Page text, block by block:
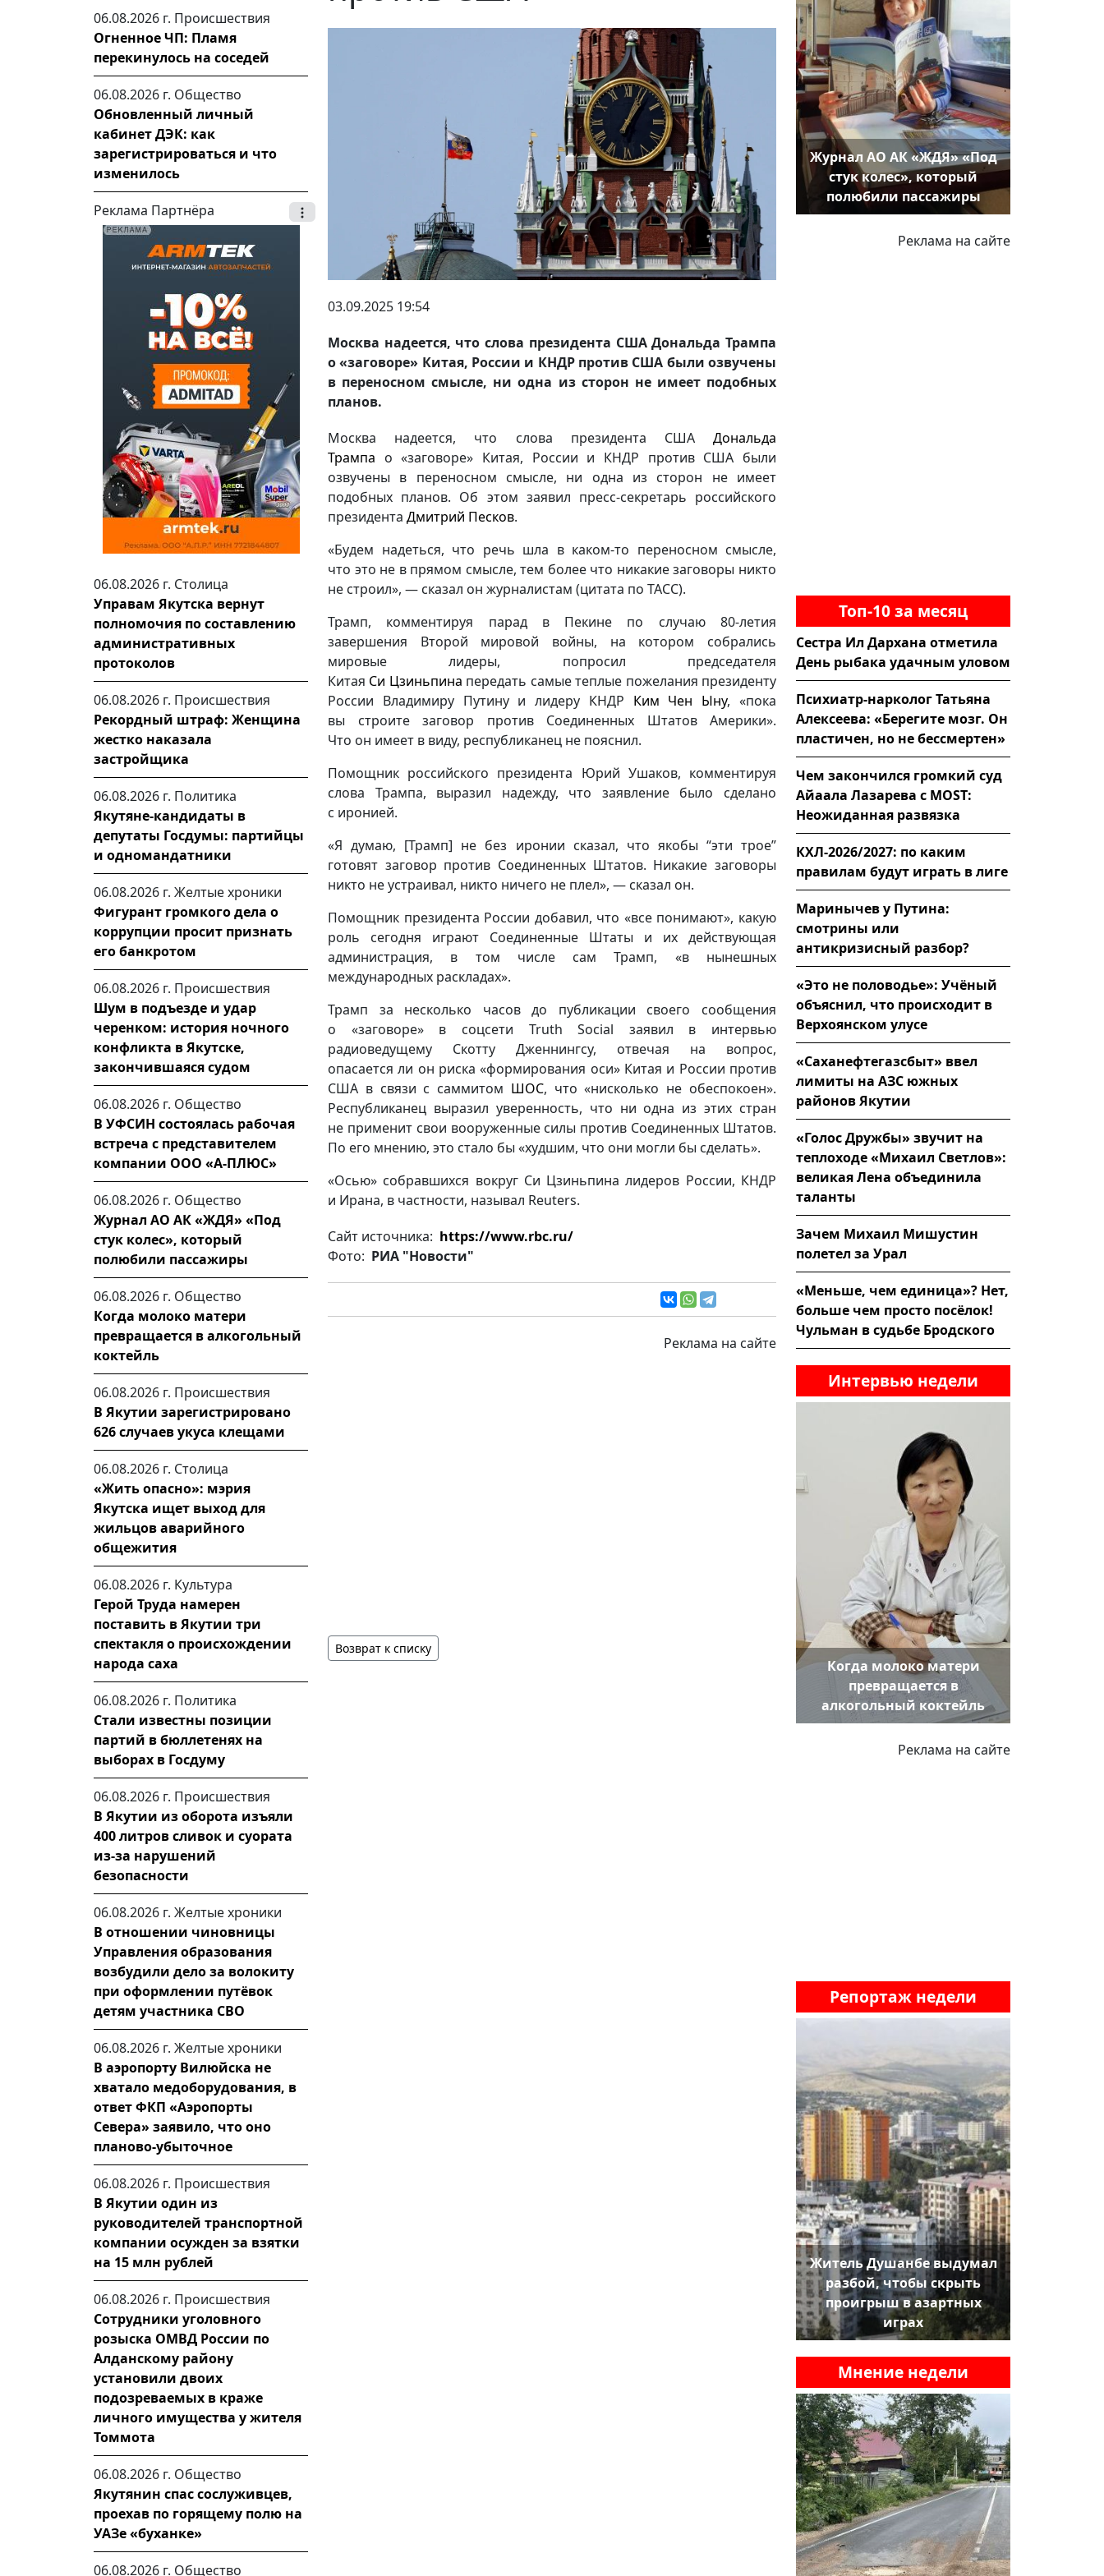
06.08.2026 г. Происшествия
Огненное ЧП: Пламя
перекинулось на соседей
06.08.2026 г. Общество
Обновленный личный
кабинет ДЭК: как
зарегистрироваться и что
изменилось
Реклама Партнёра
06.08.2026 г. Столица
Управам Якутска вернут
полномочия по составлению
административных
протоколов
06.08.2026 г. Происшествия
Рекордный штраф: Женщина
жестко наказала
застройщика
06.08.2026 г. Политика
Якутяне-кандидаты в
депутаты Госдумы: партийцы
и одномандатники
06.08.2026 г. Желтые хроники
Фигурант громкого дела о
коррупции просит признать
его банкротом
06.08.2026 г. Происшествия
Шум в подъезде и удар
черенком: история ночного
конфликта в Якутске,
закончившаяся судом
06.08.2026 г. Общество
В УФСИН состоялась рабочая
встреча с представителем
компании ООО «А-ПЛЮС»
06.08.2026 г. Общество
Журнал АО АК «ЖДЯ» «Под
стук колес», который
полюбили пассажиры
06.08.2026 г. Общество
Когда молоко матери
превращается в алкогольный
коктейль
06.08.2026 г. Происшествия
В Якутии зарегистрировано
626 случаев укуса клещами
06.08.2026 г. Столица
«Жить опасно»: мэрия
Якутска ищет выход для
жильцов аварийного
общежития
06.08.2026 г. Культура
Герой Труда намерен
поставить в Якутии три
спектакля о происхождении
народа саха
06.08.2026 г. Политика
Стали известны позиции
партий в бюллетенях на
выборах в Госдуму
06.08.2026 г. Происшествия
В Якутии из оборота изъяли
400 литров сливок и суората
из-за нарушений
безопасности
06.08.2026 г. Желтые хроники
В отношении чиновницы
Управления образования
возбудили дело за волокиту
при оформлении путёвок
детям участника СВО
06.08.2026 г. Желтые хроники
В аэропорту Вилюйска не
хватало медоборудования, в
ответ ФКП «Аэропорты
Севера» заявило, что оно
планово-убыточное
06.08.2026 г. Происшествия
В Якутии один из
руководителей транспортной
компании осужден за взятки
на 15 млн рублей
06.08.2026 г. Происшествия
Сотрудники уголовного
розыска ОМВД России по
Алданскому району
установили двоих
подозреваемых в краже
личного имущества у жителя
Томмота
06.08.2026 г. Общество
Якутянин спас сослуживцев,
проехав по горящему полю на
УАЗе «буханке»
06.08.2026 г. Общество
03.09.2025 19:54
Москва надеется, что слова президента США Дональда Трампа
о «заговоре» Китая, России и КНДР против США были озвучены
в переносном смысле, ни одна из сторон не имеет подобных
планов.
Москва надеется, что слова президента США Дональда
Трампа о «заговоре» Китая, России и КНДР против США были
озвучены в переносном смысле, ни одна из сторон не имеет
подобных планов. Об этом заявил пресс-секретарь российского
президента Дмитрий Песков.
«Будем надеться, что речь шла в каком-то переносном смысле,
что это не в прямом смысле, тем более что никакие заговоры никто
не строил», — сказал он журналистам (цитата по ТАСС).
Трамп, комментируя парад в Пекине по случаю 80-летия
завершения Второй мировой войны, на котором собрались
мировые лидеры, попросил председателя
Китая Си Цзиньпина передать самые теплые пожелания президенту
России Владимиру Путину и лидеру КНДР Ким Чен Ыну, «пока
вы строите заговор против Соединенных Штатов Америки».
Что он имеет в виду, республиканец не пояснил.
Помощник российского президента Юрий Ушаков, комментируя
слова Трампа, выразил надежду, что заявление было сделано
с иронией.
«Я думаю, [Трамп] не без иронии сказал, что якобы “эти трое”
готовят заговор против Соединенных Штатов. Никакие заговоры
никто не устраивал, никто ничего не плел», — сказал он.
Помощник президента России добавил, что «все понимают», какую
роль сегодня играют Соединенные Штаты и их действующая
администрация, в том числе сам Трамп, «в нынешных
международных раскладах».
Трамп за несколько часов до публикации своего сообщения
о «заговоре» в соцсети Truth Social заявил в интервью
радиоведущему Скотту Дженнингсу, отвечая на вопрос,
опасается ли он риска «формирования оси» Китая и России против
США в связи с саммитом ШОС, что «нисколько не обеспокоен».
Республиканец выразил уверенность, что ни одна из этих стран
не применит свои вооруженные силы против Соединенных Штатов.
По его мнению, это стало бы «худшим, что они могли бы сделать».
«Осью» собравшихся вокруг Си Цзиньпина лидеров России, КНДР
и Ирана, в частности, называл Reuters.
Сайт источника: https://www.rbc.ru/
Фото: РИА "Новости"
Реклама на сайте
Возврат к списку
Журнал АО АК «ЖДЯ» «Под
стук колес», который
полюбили пассажиры
Реклама на сайте
Топ-10 за месяц
Сестра Ил Дархана отметила
День рыбака удачным уловом
Психиатр-нарколог Татьяна
Алексеева: «Берегите мозг. Он
пластичен, но не бессмертен»
Чем закончился громкий суд
Айаала Лазарева с MOST:
Неожиданная развязка
КХЛ-2026/2027: по каким
правилам будут играть в лиге
Маринычев у Путина:
смотрины или
антикризисный разбор?
«Это не половодье»: Учёный
объяснил, что происходит в
Верхоянском улусе
«Саханефтегазсбыт» ввел
лимиты на АЗС южных
районов Якутии
«Голос Дружбы» звучит на
теплоходе «Михаил Светлов»:
великая Лена объединила
таланты
Зачем Михаил Мишустин
полетел за Урал
«Меньше, чем единица»? Нет,
больше чем просто посёлок!
Чульман в судьбе Бродского
Интервью недели
Когда молоко матери
превращается в
алкогольный коктейль
Реклама на сайте
Репортаж недели
Житель Душанбе выдумал
разбой, чтобы скрыть
проигрыш в азартных
играх
Мнение недели